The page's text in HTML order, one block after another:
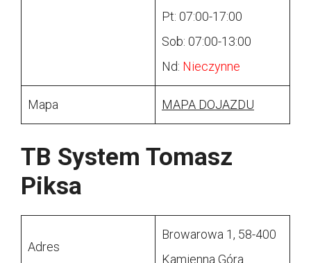
Pt: 07:00-17:00
Sob: 07:00-13:00
Nd: Nieczynne
Mapa MAPA DOJAZDU
TB System Tomasz
Piksa
Adres
Browarowa 1, 58-400
Kamienna Góra